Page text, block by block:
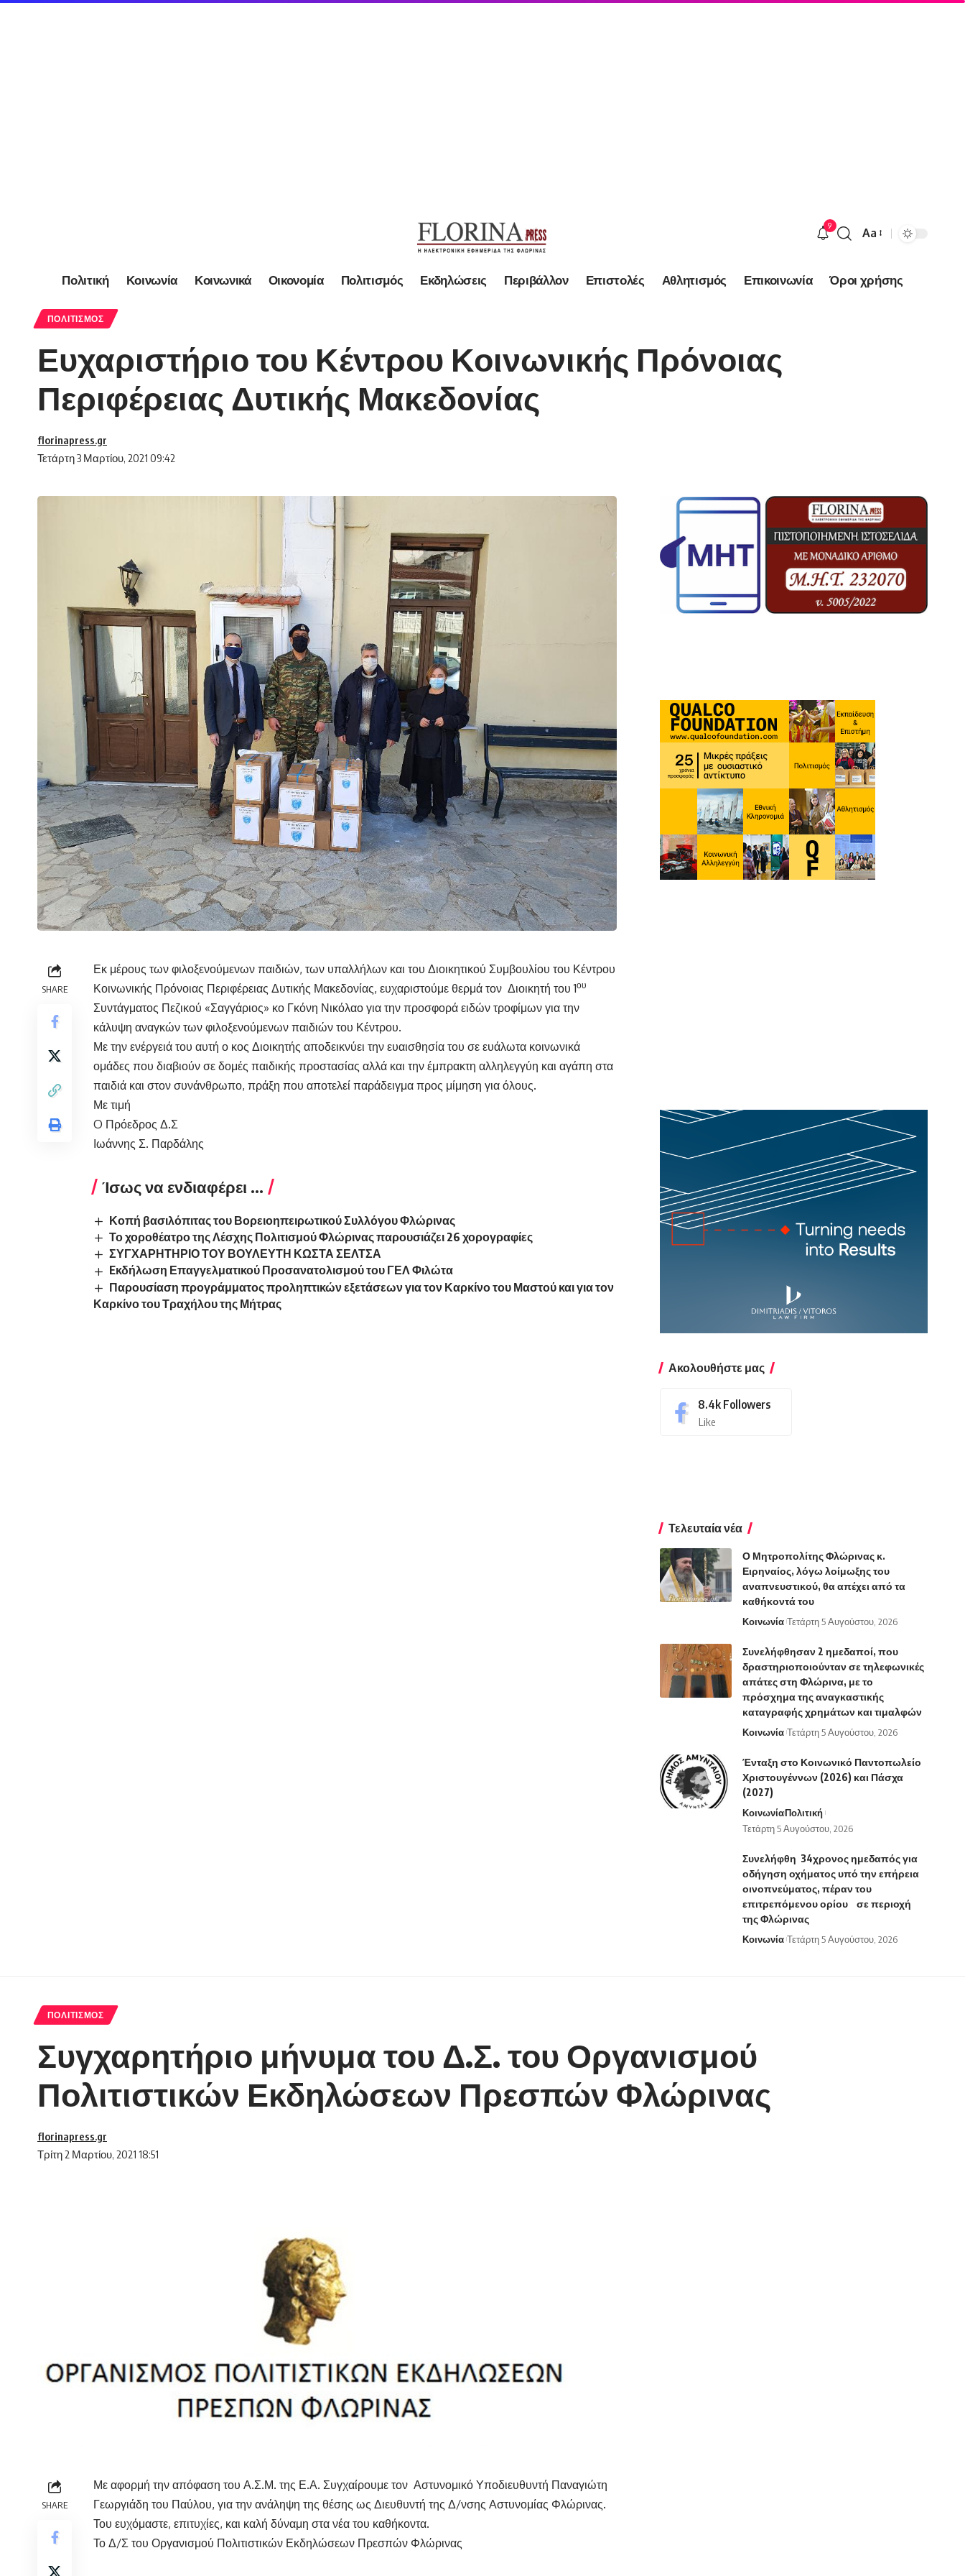
9
Font
Aa
Πολιτική Κοινωνία Κοινωνικά Οικονομία Πολιτισμός Εκδηλώσεις Περιβάλλον Επιστολές Αθλητισμός Επικοινωνία Όροι χρήσης
ΠΟΛΙΤΙΣΜΌΣ
Ευχαριστήριο του Κέντρου Κοινωνικής Πρόνοιας
Περιφέρειας Δυτικής Μακεδονίας
Τετάρτη 3 Μαρτίου, 2021 09:42
florinapress.gr
SHARE
Εκ μέρους των φιλοξενούμενων παιδιών, των υπαλλήλων και του Διοικητικού Συμβουλίου του Κέντρου
Κοινωνικής Πρόνοιας Περιφέρειας Δυτικής Μακεδονίας, ευχαριστούμε θερμά τον Διοικητή του 1ου
Συντάγματος Πεζικού «Σαγγάριος» κο Γκόνη Νικόλαο για την προσφορά ειδών τροφίμων για την
κάλυψη αναγκών των φιλοξενούμενων παιδιών του Κέντρου.
Με την ενέργειά του αυτή ο κος Διοικητής αποδεικνύει την ευαισθησία του σε ευάλωτα κοινωνικά
ομάδες που διαβιούν σε δομές παιδικής προστασίας αλλά και την έμπρακτη αλληλεγγύη και αγάπη στα
παιδιά και στον συνάνθρωπο, πράξη που αποτελεί παράδειγμα προς μίμηση για όλους.
Με τιμή
O Πρόεδρος Δ.Σ
Ιωάννης Σ. Παρδάλης
Ίσως να ενδιαφέρει ...
Κοπή βασιλόπιτας του Βορειοηπειρωτικού Συλλόγου Φλώρινας
Το χοροθέατρο της Λέσχης Πολιτισμού Φλώρινας παρουσιάζει 26 χορογραφίες
ΣΥΓΧΑΡΗΤΗΡΙΟ ΤΟΥ ΒΟΥΛΕΥΤΗ ΚΩΣΤΑ ΣΕΛΤΣΑ
Eκδήλωση Επαγγελματικού Προσανατολισμού του ΓΕΛ Φιλώτα
Παρουσίαση προγράμματος προληπτικών εξετάσεων για τον Καρκίνο του Μαστού και για τον
Καρκίνο του Τραχήλου της Μήτρας
Ακολουθήστε μας
8.4k Followers
Like
Τελευταία νέα
Ο Μητροπολίτης Φλώρινας κ.
Ειρηναίος, λόγω λοίμωξης του
αναπνευστικού, θα απέχει από τα
καθήκοντά του
Κοινωνία Τετάρτη 5 Αυγούστου, 2026
Συνελήφθησαν 2 ημεδαποί, που
δραστηριοποιούνταν σε τηλεφωνικές
απάτες στη Φλώρινα, με το
πρόσχημα της αναγκαστικής
καταγραφής χρημάτων και τιμαλφών
Κοινωνία Τετάρτη 5 Αυγούστου, 2026
Ένταξη στο Κοινωνικό Παντοπωλείο
Χριστουγέννων (2026) και Πάσχα
(2027)
ΚοινωνίαΠολιτική
Τετάρτη 5 Αυγούστου, 2026
Συνελήφθη 34χρονος ημεδαπός για
οδήγηση οχήματος υπό την επήρεια
οινοπνεύματος, πέραν του
επιτρεπόμενου ορίου σε περιοχή
της Φλώρινας
Κοινωνία Τετάρτη 5 Αυγούστου, 2026
ΠΟΛΙΤΙΣΜΌΣ
Συγχαρητήριο μήνυμα του Δ.Σ. του Οργανισμού
Πολιτιστικών Εκδηλώσεων Πρεσπών Φλώρινας
Τρίτη 2 Μαρτίου, 2021 18:51
florinapress.gr
SHARE
Με αφορμή την απόφαση του Α.Σ.Μ. της Ε.Α. Συγχαίρουμε τον Αστυνομικό Υποδιευθυντή Παναγιώτη
Γεωργιάδη του Παύλου, για την ανάληψη της θέσης ως Διευθυντή της Δ/νσης Αστυνομίας Φλώρινας.
Του ευχόμαστε, επιτυχίες, και καλή δύναμη στα νέα του καθήκοντα.
Το Δ/Σ του Οργανισμού Πολιτιστικών Εκδηλώσεων Πρεσπών Φλώρινας